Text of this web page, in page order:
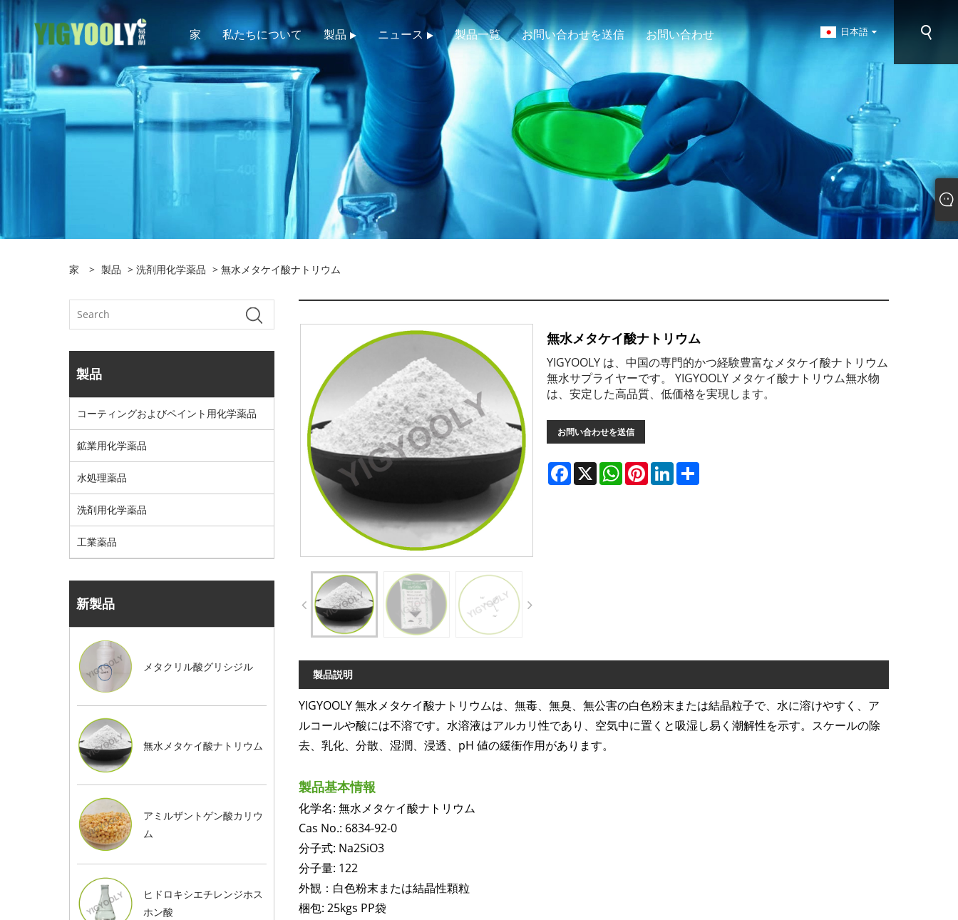
家 私たちについて 製品 ニュース 製品一覧 お問い合わせを送信 お問い合わせ 日本語
家 > 製品 > 洗剤用化学薬品 > 無水メタケイ酸ナトリウム
製品
コーティングおよびペイント用化学薬品
鉱業用化学薬品
水処理薬品
洗剤用化学薬品
工業薬品
新製品
メタクリル酸グリシジル
無水メタケイ酸ナトリウム
アミルザントゲン酸カリウ
ム
ヒドロキシエチレンジホス
ホン酸
無水メタケイ酸ナトリウム
YIGYOOLY は、中国の専門的かつ経験豊富なメタケイ酸ナトリウム
無水サプライヤーです。 YIGYOOLY メタケイ酸ナトリウム無水物
は、安定した高品質、低価格を実現します。
お問い合わせを送信
Facebook
X WhatsAppPinterestLinkedInShare
製品説明
YIGYOOLY 無水メタケイ酸ナトリウムは、無毒、無臭、無公害の白色粉末または結晶粒子で、水に溶けやすく、ア
ルコールや酸には不溶です。水溶液はアルカリ性であり、空気中に置くと吸湿し易く潮解性を示す。スケールの除
去、乳化、分散、湿潤、浸透、pH 値の緩衝作用があります。
製品基本情報
化学名: 無水メタケイ酸ナトリウム
Cas No.: 6834-92-0
分子式: Na2SiO3
分子量: 122
外観：白色粉末または結晶性顆粒
梱包: 25kgs PP袋